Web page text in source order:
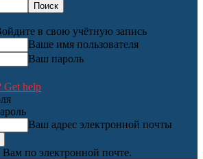
в свою учётную запись
Ваше имя пользователя
Ваш пароль
Get help
Ваш адрес электронной почты
по электронной почте.